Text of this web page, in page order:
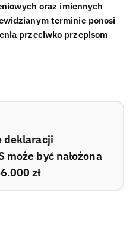
oraz imiennych
terminie ponosi
przeciwko przepisom
deklaracji
może być nałożona
zł